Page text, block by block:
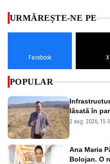
URMĂREȘTE-NE PE
Facebook X
POPULAR
lăsată în
2 aug. 2026,
Ana Maria
Bolojan. O